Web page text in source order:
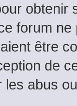
obtenir
forum
être
de
abus